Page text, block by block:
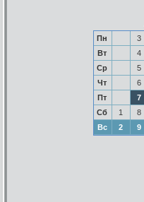
Пн 3
Вт
4
Ср
5
Чт
6
Пт
7
Сб
1 8
Вс
2 9